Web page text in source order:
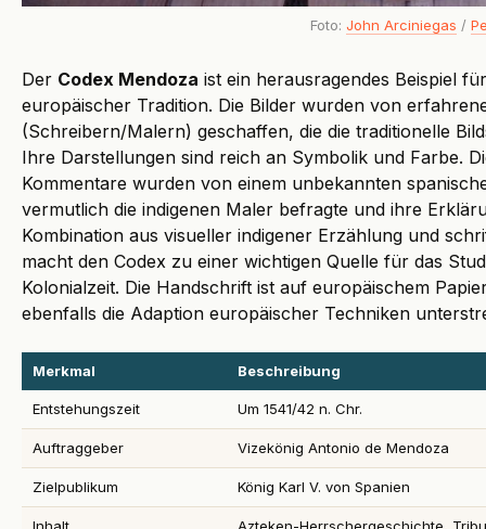
Foto: John Arciniegas /
Der Codex Mendoza ist ein herausragendes Beispiel
europäischer Tradition. Die Bilder wurden von
(Schreibern/Malern) geschaffen, die die traditionelle
Ihre Darstellungen sind reich an Symbolik und Farbe.
Kommentare wurden von einem unbekannten
vermutlich die indigenen Maler befragte und ihre
Kombination aus visueller indigener Erzählung und
macht den Codex zu einer wichtigen Quelle für das
Kolonialzeit. Die Handschrift ist auf europäischem
ebenfalls die Adaption europäischer Techniken
Merkmal Beschreibung
Entstehungszeit Um 1541/42 n. Chr.
Auftraggeber Vizekönig Antonio de Mendoza
Zielpublikum König Karl V. von Spanien